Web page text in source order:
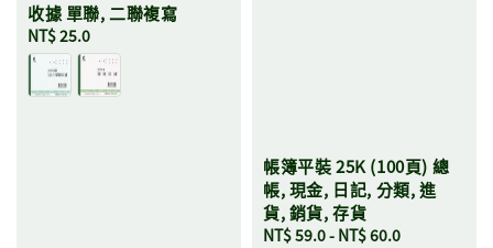
收據 單聯, 二聯複寫
Regular
price
NT$ 25.0
帳簿平裝 25K (100頁) 總
帳, 現金, 日記, 分類, 進
貨, 銷貨, 存貨
Regular
NT$ 59.0- NT$ 60.0